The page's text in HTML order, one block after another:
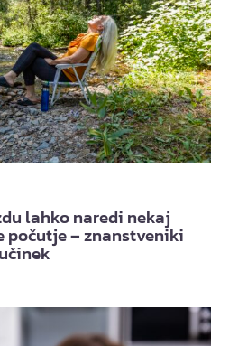
lahko naredi nekaj
počutje – znanstveniki